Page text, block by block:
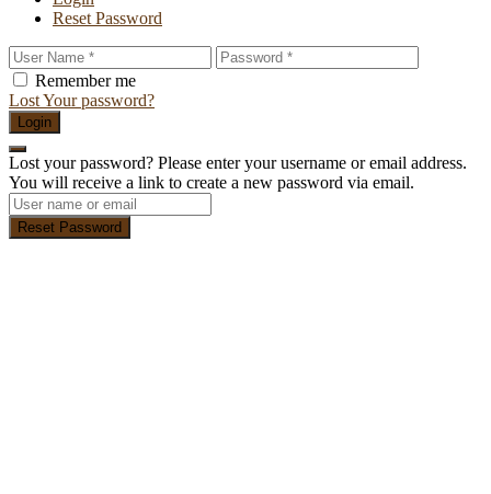
Reset Password
Remember me
Lost Your password?
Login
Lost your password? Please enter your username or email address.
You will receive a link to create a new password via email.
Reset Password